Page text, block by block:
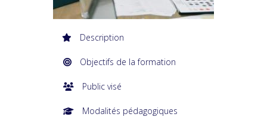
Description
Objectifs de la formation
Public visé
Modalités pédagogiques